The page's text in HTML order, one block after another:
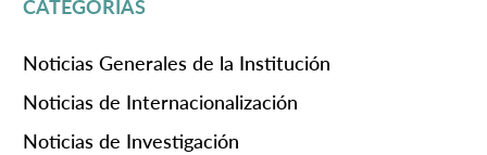
CATEGORÍAS
Noticias Generales de la Institución
Noticias de Internacionalización
Noticias de Investigación